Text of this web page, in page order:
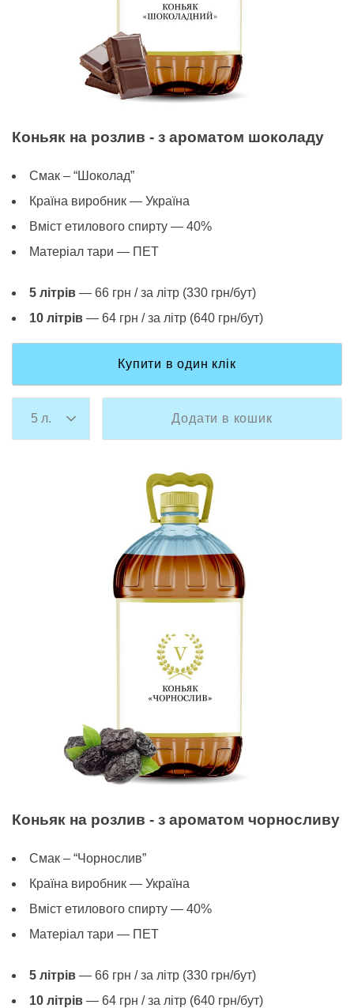
Коньяк на розлив - з ароматом шоколаду
Смак – “Шоколад”
Країна виробник — Україна
Вміст eтилового спирту — 40%
Матеріал тари — ПЕТ
5 літрів — 66 грн / за літр (330 грн/бут)
10 літрів — 64 грн / за літр (640 грн/бут)
Купити в один клік
Додати в кошик
Коньяк на розлив - з ароматом чорносливу
Смак – “Чорнослив”
Країна виробник — Україна
Вміст eтилового спирту — 40%
Матеріал тари — ПЕТ
5 літрів — 66 грн / за літр (330 грн/бут)
10 літрів — 64 грн / за літр (640 грн/бут)